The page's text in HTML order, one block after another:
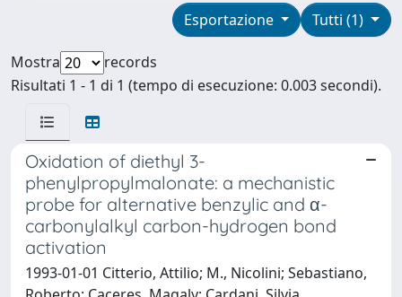
Tutti (1)
Esportazione
Mostra
records
Risultati 1 - 1 di 1 (tempo di esecuzione: 0.003 secondi).
Oxidation of diethyl 3-
phenylpropylmalonate: a mechanistic
probe for alternative benzylic and α-
carbonylalkyl carbon-hydrogen bond
activation
1993-01-01 Citterio, Attilio; M., Nicolini; Sebastiano,